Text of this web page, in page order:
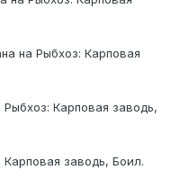
на Рыбхоз: Карповая
Карповая заводь,
заводь, Боил.